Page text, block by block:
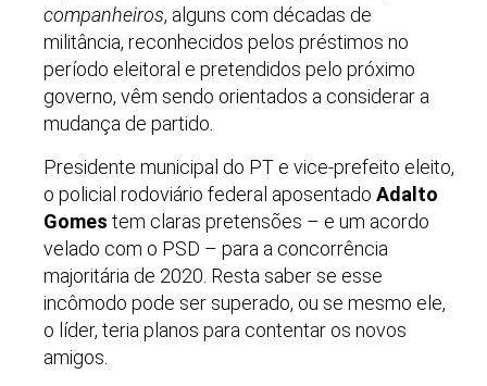
companheiros, alguns com décadas de
militância, reconhecidos pelos préstimos no
período eleitoral e pretendidos pelo próximo
governo, vêm sendo orientados a considerar a
mudança de partido.
Presidente municipal do PT e vice-prefeito eleito,
o policial rodoviário federal aposentado Adalto
Gomes tem claras pretensões – e um acordo
velado com o PSD – para a concorrência
majoritária de 2020. Resta saber se esse
incômodo pode ser superado, ou se mesmo ele,
o líder, teria planos para contentar os novos
amigos.